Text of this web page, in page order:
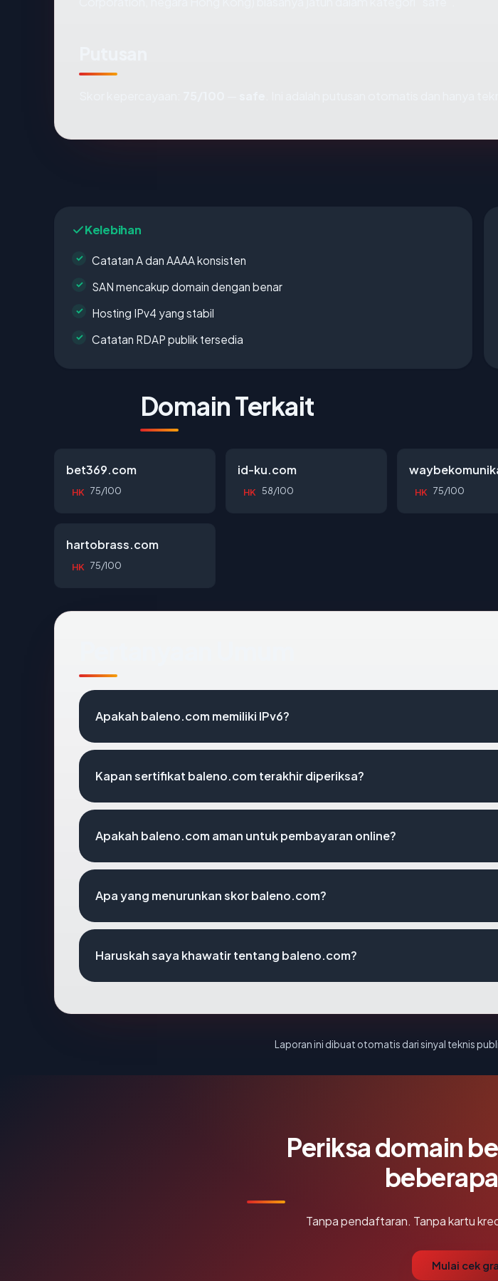
Kelebihan
Catatan A dan AAAA konsisten
SAN mencakup domain dengan benar
Hosting IPv4 yang stabil
Catatan RDAP publik tersedia
Domain Terkait
bet369.com
HK 75/100
id-ku.com
HK 58/100 HK 75/100
hartobrass.com
HK 75/100
Apakah baleno.com memiliki IPv6?
Kapan sertifikat baleno.com terakhir diperiksa?
Apakah baleno.com aman untuk pembayaran online?
Apa yang menurunkan skor baleno.com?
Haruskah saya khawatir tentang baleno.com?
Laporan ini dibuat otomatis dari sinyal teknis
Periksa domain
Tanpa pendaftaran. Tanpa kartu
Mulai cek